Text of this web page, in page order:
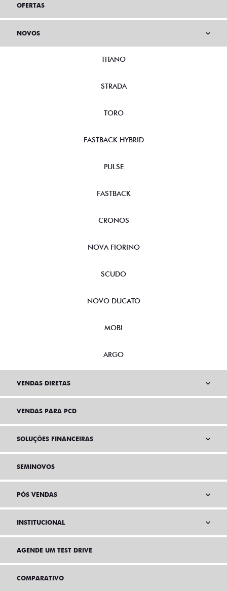
OFERTAS
NOVOS
TITANO
STRADA
TORO
FASTBACK HYBRID
PULSE
FASTBACK
CRONOS
NOVA FIORINO
SCUDO
NOVO DUCATO
MOBI
ARGO
VENDAS DIRETAS
VENDAS PARA PCD
SOLUÇÕES FINANCEIRAS
SEMINOVOS
PÓS VENDAS
INSTITUCIONAL
AGENDE UM TEST DRIVE
COMPARATIVO